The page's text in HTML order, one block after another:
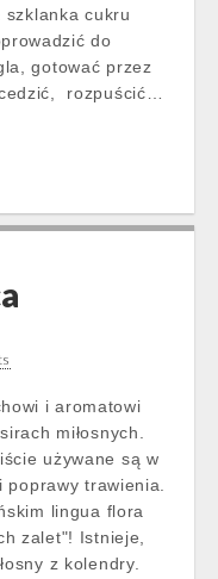
cukru
do
gotować przez
rozpuścić…
i aromatowi
miłosnych.
używane są w
poprawy trawienia.
lingua flora
zalet"! Istnieje,
z kolendry.